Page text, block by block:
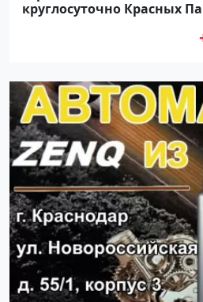
круглосуточно Красных